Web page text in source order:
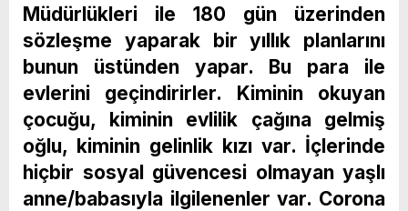
Müdürlükleri ile 180 gün üzerinden
sözleşme yaparak bir yıllık planlarını
bunun üstünden yapar. Bu para ile
evlerini geçindirirler. Kiminin okuyan
çocuğu, kiminin evlilik çağına gelmiş
oğlu, kiminin gelinlik kızı var. İçlerinde
hiçbir sosyal güvencesi olmayan yaşlı
anne/babasıyla ilgilenenler var. Corona